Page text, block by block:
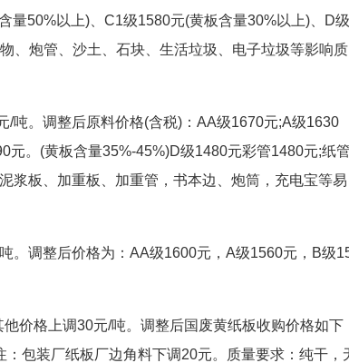
量50%以上)、C1级1580元(黄板含量30%以上)、D
、炮管、沙土、石块、生活垃圾、电子垃圾等影响质
。调整后原料价格(含税)：AA级1670元;A级1630
。(黄板含量35%-45%)D级1480元彩管1480元;纸
浆板、加重板、加重管，书本边、炮筒，充电宝等易
调整后价格为：AA级1600元，A级1560元，B级
格上调30元/吨。调整后国废黄纸板收购价格如下
包装厂纸板厂边角料下调20元。质量要求：纯干，